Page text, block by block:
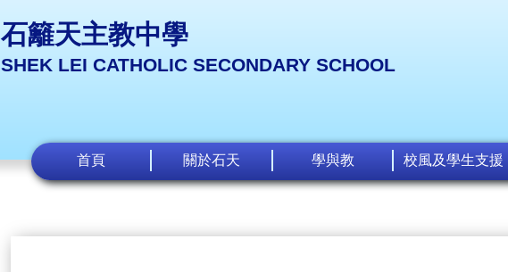
石籬天主教中學
SHEK LEI CATHOLIC SECONDARY SCHOOL
首頁 關於石天 學與教 校風及學生支援